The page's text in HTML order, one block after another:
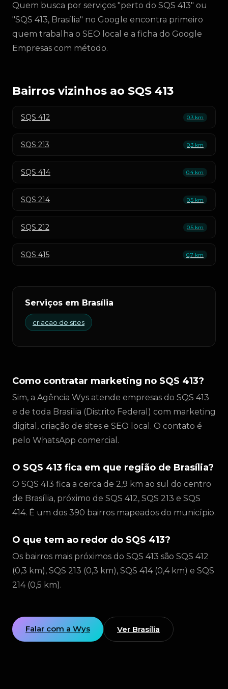
Quem busca por serviços "perto do SQS 413" ou
"SQS 413, Brasília" no Google encontra primeiro
quem trabalha o SEO local e a ficha do Google
Empresas com método.
Bairros vizinhos ao SQS 413
SQS 412 0,3 km
SQS 213 0,3 km
SQS 414 0,4 km
SQS 214 0,5 km
SQS 212 0,5 km
SQS 415 0,7 km
Serviços em Brasília
criacao de sites
Como contratar marketing no SQS 413?
Sim, a Agência Wys atende empresas do SQS 413
e de toda Brasília (Distrito Federal) com marketing
digital, criação de sites e SEO local. O contato é
pelo WhatsApp comercial.
O SQS 413 fica em que região de Brasília?
O SQS 413 fica a cerca de 2,9 km ao sul do centro
de Brasília, próximo de SQS 412, SQS 213 e SQS
414. É um dos 390 bairros mapeados do município.
O que tem ao redor do SQS 413?
Os bairros mais próximos do SQS 413 são SQS 412
(0,3 km), SQS 213 (0,3 km), SQS 414 (0,4 km) e SQS
214 (0,5 km).
Falar com a Wys Ver Brasília